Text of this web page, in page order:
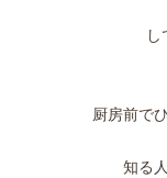
し
厨房前で
知る